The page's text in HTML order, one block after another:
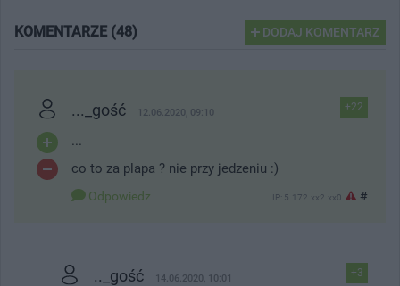
KOMENTARZE (48) DODAJ KOMENTARZ
+22
..._gość 12.06.2020, 09:10
...
co to za plapa ? nie przy jedzeniu :)
Odpowiedz IP: 5.172.xx2.xx0 #
+3
.._gość 14.06.2020, 10:01